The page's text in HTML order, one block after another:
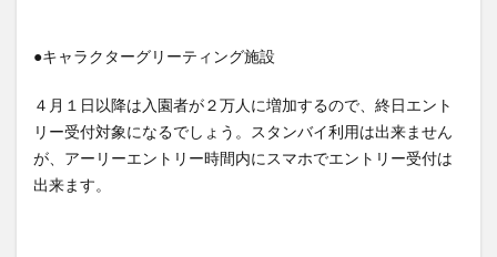
●キャラクターグリーティング施設
４月１日以降は入園者が２万人に増加するので、終日エント
リー受付対象になるでしょう。スタンバイ利用は出来ません
が、アーリーエントリー時間内にスマホでエントリー受付は
出来ます。